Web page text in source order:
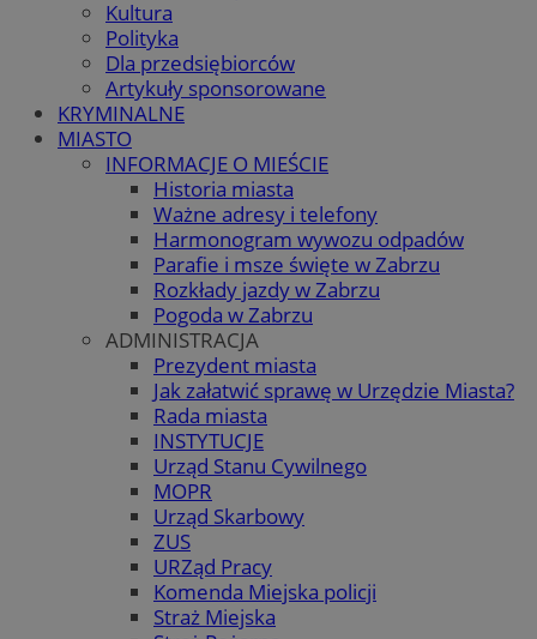
Kultura
Polityka
Dla przedsiębiorców
Artykuły sponsorowane
KRYMINALNE
MIASTO
INFORMACJE O MIEŚCIE
Historia miasta
Ważne adresy i telefony
Harmonogram wywozu odpadów
Parafie i msze święte w Zabrzu
Rozkłady jazdy w Zabrzu
Pogoda w Zabrzu
ADMINISTRACJA
Prezydent miasta
Jak załatwić sprawę w Urzędzie Miasta?
Rada miasta
INSTYTUCJE
Urząd Stanu Cywilnego
MOPR
Urząd Skarbowy
ZUS
URZąd Pracy
Komenda Miejska policji
Straż Miejska